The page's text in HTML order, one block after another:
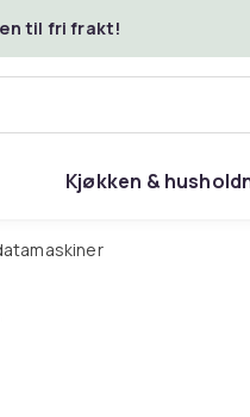
til fri frakt!
Kjøkken &